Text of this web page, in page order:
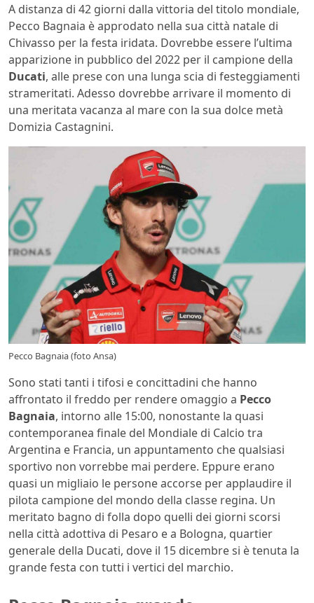
A distanza di 42 giorni dalla vittoria del titolo mondiale,
Pecco Bagnaia è approdato nella sua città natale di
Chivasso per la festa iridata. Dovrebbe essere l’ultima
apparizione in pubblico del 2022 per il campione della
Ducati, alle prese con una lunga scia di festeggiamenti
strameritati. Adesso dovrebbe arrivare il momento di
una meritata vacanza al mare con la sua dolce metà
Domizia Castagnini.
Pecco Bagnaia (foto Ansa)
Sono stati tanti i tifosi e concittadini che hanno
affrontato il freddo per rendere omaggio a Pecco
Bagnaia, intorno alle 15:00, nonostante la quasi
contemporanea finale del Mondiale di Calcio tra
Argentina e Francia, un appuntamento che qualsiasi
sportivo non vorrebbe mai perdere. Eppure erano
quasi un migliaio le persone accorse per applaudire il
pilota campione del mondo della classe regina. Un
meritato bagno di folla dopo quelli dei giorni scorsi
nella città adottiva di Pesaro e a Bologna, quartier
generale della Ducati, dove il 15 dicembre si è tenuta la
grande festa con tutti i vertici del marchio.